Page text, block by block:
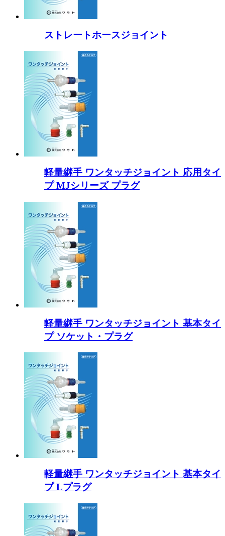
ストレートホースジョイント
軽量継手 ワンタッチジョイント 応用タイ
プ MJシリーズ プラグ
軽量継手 ワンタッチジョイント 基本タイ
プ ソケット・プラグ
軽量継手 ワンタッチジョイント 基本タイ
プ Lプラグ